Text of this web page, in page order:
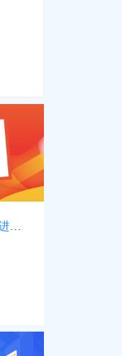
电缆销售如何找客户 销售人员如何跟进客户